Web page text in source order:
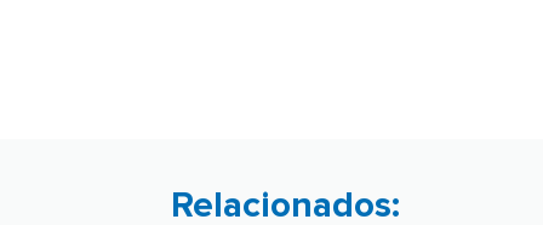
Relacionados: